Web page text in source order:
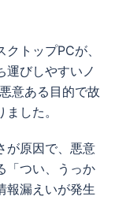
トップPCが、
運びしやすいノ
意ある目的で故
した。
が原因で、悪意
「つい、うっか
報漏えいが発生